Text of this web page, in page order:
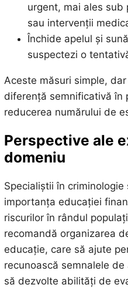
urgent, mai ales sub
sau intervenții
Închide apelul și
suspectezi o
Aceste măsuri simple,
diferență semnificativă în
reducerea numărului de
Perspective ale
domeniu
Specialiștii în
importanța educației
riscurilor în rândul
recomandă organizarea
educație, care să ajute
recunoască semnalele
să dezvolte abilități de